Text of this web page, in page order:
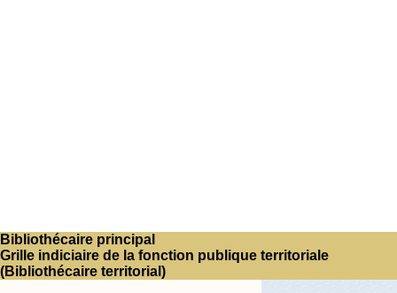
Bibliothécaire principal
Grille indiciaire de la fonction publique territoriale
(Bibliothécaire territorial)